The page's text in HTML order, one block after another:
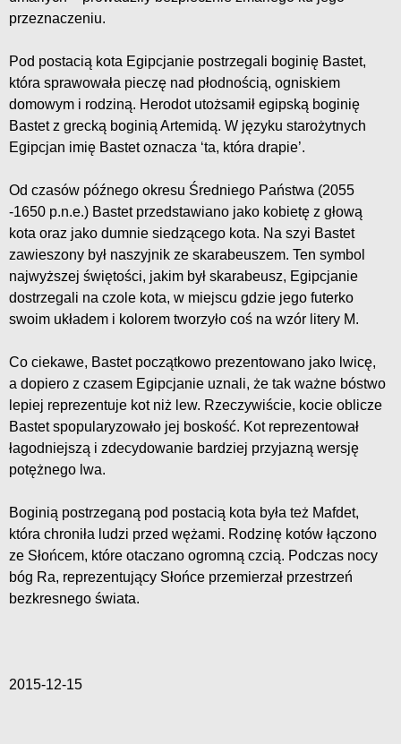
przeznaczeniu.
Pod postacią kota Egipcjanie postrzegali boginię Bastet,
która sprawowała pieczę nad płodnością, ogniskiem
domowym i rodziną. Herodot utożsamił egipską boginię
Bastet z grecką boginią Artemidą. W języku starożytnych
Egipcjan imię Bastet oznacza ‘ta, która drapie’.
Od czasów późnego okresu Średniego Państwa (2055
-1650 p.n.e.) Bastet przedstawiano jako kobietę z głową
kota oraz jako dumnie siedzącego kota. Na szyi Bastet
zawieszony był naszyjnik ze skarabeuszem. Ten symbol
najwyższej świętości, jakim był skarabeusz, Egipcjanie
dostrzegali na czole kota, w miejscu gdzie jego futerko
swoim układem i kolorem tworzyło coś na wzór litery M.
Co ciekawe, Bastet początkowo prezentowano jako lwicę,
a dopiero z czasem Egipcjanie uznali, że tak ważne bóstwo
lepiej reprezentuje kot niż lew. Rzeczywiście, kocie oblicze
Bastet spopularyzowało jej boskość. Kot reprezentował
łagodniejszą i zdecydowanie bardziej przyjazną wersję
potężnego lwa.
Boginią postrzeganą pod postacią kota była też Mafdet,
która chroniła ludzi przed wężami. Rodzinę kotów łączono
ze Słońcem, które otaczano ogromną czcią. Podczas nocy
bóg Ra, reprezentujący Słońce przemierzał przestrzeń
bezkresnego świata.
2015-12-15